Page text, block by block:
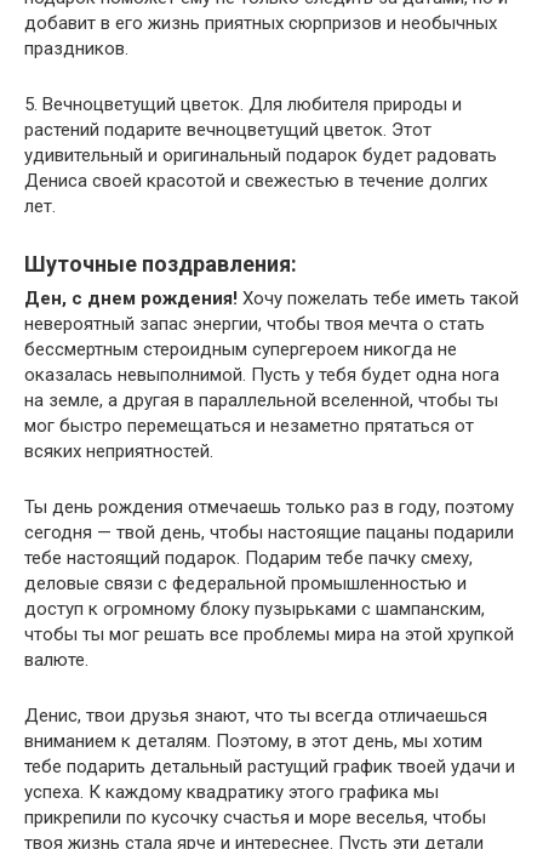
добавит в его жизнь приятных сюрпризов и необычных
праздников.
5. Вечноцветущий цветок. Для любителя природы и
растений подарите вечноцветущий цветок. Этот
удивительный и оригинальный подарок будет радовать
Дениса своей красотой и свежестью в течение долгих
лет.
Шуточные поздравления:
Ден, с днем рождения! Хочу пожелать тебе иметь такой
невероятный запас энергии, чтобы твоя мечта о стать
бессмертным стероидным супергероем никогда не
оказалась невыполнимой. Пусть у тебя будет одна нога
на земле, а другая в параллельной вселенной, чтобы ты
мог быстро перемещаться и незаметно прятаться от
всяких неприятностей.
Ты день рождения отмечаешь только раз в году, поэтому
сегодня — твой день, чтобы настоящие пацаны подарили
тебе настоящий подарок. Подарим тебе пачку смеху,
деловые связи с федеральной промышленностью и
доступ к огромному блоку пузырьками с шампанским,
чтобы ты мог решать все проблемы мира на этой хрупкой
валюте.
Денис, твои друзья знают, что ты всегда отличаешься
вниманием к деталям. Поэтому, в этот день, мы хотим
тебе подарить детальный растущий график твоей удачи и
успеха. К каждому квадратику этого графика мы
прикрепили по кусочку счастья и море веселья, чтобы
твоя жизнь стала ярче и интереснее. Пусть эти детали